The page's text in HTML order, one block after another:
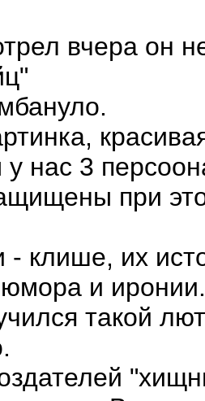
вчера он
у нас 3
при
- клише, их
юмора и иронии.
такой